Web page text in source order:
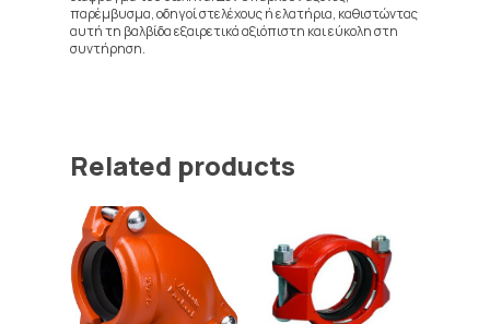
παρέμβυσμα, οδηγοί στελέχους ή ελατήρια, καθιστώντας
αυτή τη βαλβίδα εξαιρετικά αξιόπιστη και εύκολη στη
συντήρηση.
Related products